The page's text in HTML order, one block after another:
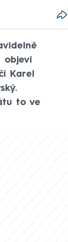
objeví
Karel
to ve